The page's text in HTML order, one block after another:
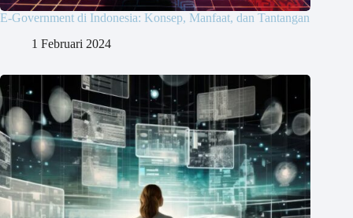
E-Government di Indonesia: Konsep, Manfaat, dan Tantangan
1 Februari 2024